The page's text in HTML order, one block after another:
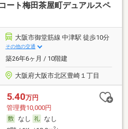
ート梅田茶屋町デュアルスペ
大阪市御堂筋線 中津駅 徒歩10分
その他の交通
築26年6ヶ月 / 10階建
大阪府大阪市北区豊崎１丁目
5.40万円
管理費10,000円
なし
なし